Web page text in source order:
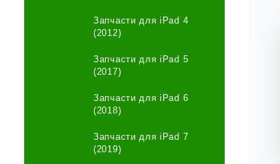
Запчасти для iPad 4
(2012)
Запчасти для iPad 5
(2017)
Запчасти для iPad 6
(2018)
Запчасти для iPad 7
(2019)